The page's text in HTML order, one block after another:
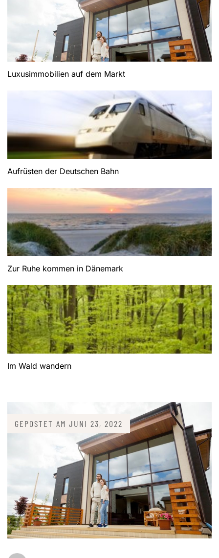
Luxusimmobilien auf dem Markt
Aufrüsten der Deutschen Bahn
Zur Ruhe kommen in Dänemark
Im Wald wandern
GEPOSTET AM JUNI 23, 2022